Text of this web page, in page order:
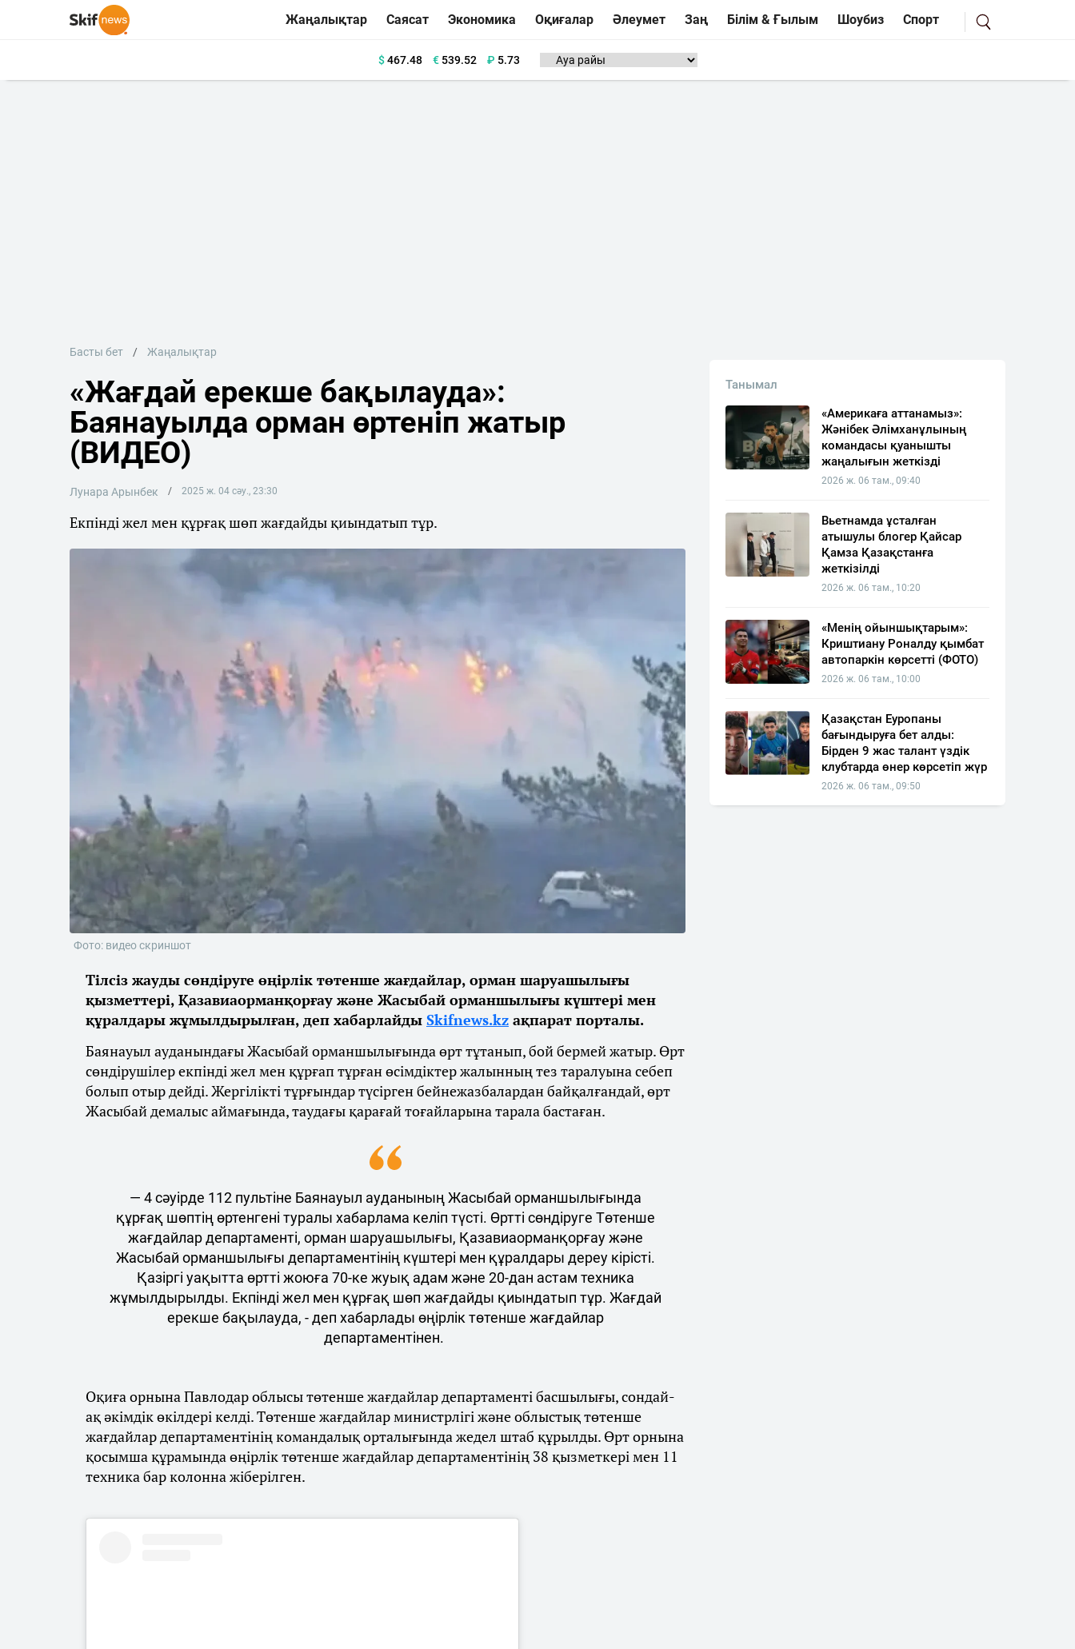
Жаңалықтар Саясат Экономика Оқиғалар Әлеумет Заң Білім & Ғылым Шоубиз Спорт
$467.48 €539.52 ₽ 5.73
Басты бет Жаңалықтар
«Жағдай ерекше бақылауда»:
Баянауылда орман өртеніп жатыр
(ВИДЕО)
Лунара Арынбек 2025 ж. 04 сәу., 23:30
Екпінді жел мен құрғақ шөп жағдайды қиындатып тұр.
Фото: видео скриншот
Тілсіз жауды сөндіруге өңірлік төтенше жағдайлар, орман шаруашылығы
қызметтері, Қазавиаорманқорғау және Жасыбай орманшылығы күштері мен
құралдары жұмылдырылған, деп хабарлайды Skifnews.kz ақпарат порталы.
Баянауыл ауданындағы Жасыбай орманшылығында өрт тұтанып, бой бермей жатыр. Өрт
сөндірушілер екпінді жел мен құрғап тұрған өсімдіктер жалынның тез таралуына себеп
болып отыр дейді. Жергілікті тұрғындар түсірген бейнежазбалардан байқалғандай, өрт
Жасыбай демалыс аймағында, таудағы қарағай тоғайларына тарала бастаған.
— 4 сәуірде 112 пультіне Баянауыл ауданының Жасыбай орманшылығында
құрғақ шөптің өртенгені туралы хабарлама келіп түсті. Өртті сөндіруге Төтенше
жағдайлар департаменті, орман шаруашылығы, Қазавиаорманқорғау және
Жасыбай орманшылығы департаментінің күштері мен құралдары дереу кірісті.
Қазіргі уақытта өртті жоюға 70-ке жуық адам және 20-дан астам техника
жұмылдырылды. Екпінді жел мен құрғақ шөп жағдайды қиындатып тұр. Жағдай
ерекше бақылауда, - деп хабарлады өңірлік төтенше жағдайлар
департаментінен.
Оқиға орнына Павлодар облысы төтенше жағдайлар департаменті басшылығы, сондай-
ақ әкімдік өкілдері келді. Төтенше жағдайлар министрлігі және облыстық төтенше
жағдайлар департаментінің командалық орталығында жедел штаб құрылды. Өрт орнына
қосымша құрамында өңірлік төтенше жағдайлар департаментінің 38 қызметкері мен 11
техника бар колонна жіберілген.
Танымал
«Америкаға аттанамыз»:
Жәнібек Әлімханұлының
командасы қуанышты
жаңалығын жеткізді
2026 ж. 06 там., 09:40
Вьетнамда ұсталған
атышулы блогер Қайсар
Қамза Қазақстанға
жеткізілді
2026 ж. 06 там., 10:20
«Менің ойыншықтарым»:
Криштиану Роналду қымбат
автопаркін көрсетті (ФОТО)
2026 ж. 06 там., 10:00
Қазақстан Еуропаны
бағындыруға бет алды:
Бірден 9 жас талант үздік
клубтарда өнер көрсетіп жүр
2026 ж. 06 там., 09:50